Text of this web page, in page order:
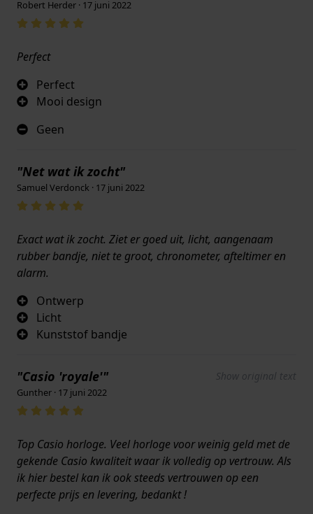
Robert Herder · 17 juni 2022
Perfect
Perfect
Mooi design
Geen
"Net wat ik zocht"
Samuel Verdonck · 17 juni 2022
Exact wat ik zocht. Ziet er goed uit, licht, aangenaam
rubber bandje, niet te groot, chronometer, afteltimer en
alarm.
Ontwerp
Licht
Kunststof bandje
"Casio 'royale'" Show original text
Gunther · 17 juni 2022
Top Casio horloge. Veel horloge voor weinig geld met de
gekende Casio kwaliteit waar ik volledig op vertrouw. Als
ik hier bestel kan ik ook steeds vertrouwen op een
perfecte prijs en levering, bedankt !